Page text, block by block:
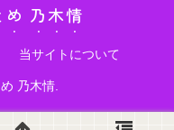
め 乃木情
当サイトについて
乃木情.